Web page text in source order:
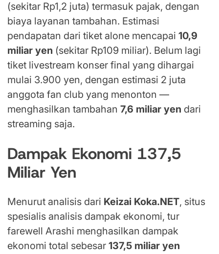
(sekitar Rp1,2 juta) termasuk pajak, dengan
biaya layanan tambahan. Estimasi
pendapatan dari tiket alone mencapai 10,9
miliar yen (sekitar Rp109 miliar). Belum lagi
tiket livestream konser final yang dihargai
mulai 3.900 yen, dengan estimasi 2 juta
anggota fan club yang menonton —
menghasilkan tambahan 7,6 miliar yen dari
streaming saja.
Dampak Ekonomi 137,5
Miliar Yen
Menurut analisis dari Keizai Koka.NET, situs
spesialis analisis dampak ekonomi, tur
farewell Arashi menghasilkan dampak
ekonomi total sebesar 137,5 miliar yen